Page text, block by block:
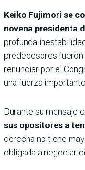
Keiko Fujimori se
novena presidenta
profunda
predecesores
renunciar por el
una fuerza importante.
Durante su mensaje
sus opositores a
derecha no tiene
obligada a negociar